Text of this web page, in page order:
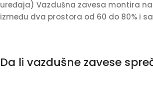
uređaja) Vazdušna zavesa montira
između dva prostora od 60 do 80% i
Da li vazdušne zavese